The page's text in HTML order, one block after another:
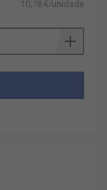
10,78 €/unidade